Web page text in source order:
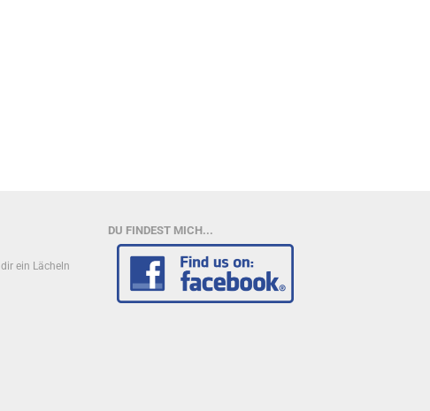
ein Lächeln
DU FINDEST MICH...